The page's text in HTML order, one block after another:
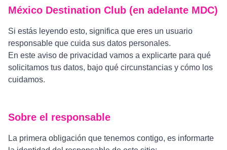
México Destination Club (en adelante MDC)
Si estás leyendo esto, significa que eres un usuario
responsable que cuida sus datos personales.
En este aviso de privacidad vamos a explicarte para qué
solicitamos tus datos, bajo qué circunstancias y cómo los
cuidamos.
Sobre el responsable
La primera obligación que tenemos contigo, es informarte